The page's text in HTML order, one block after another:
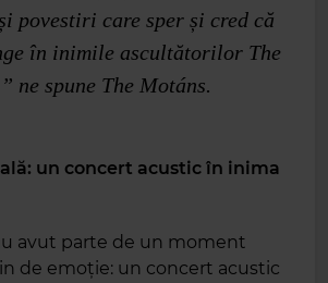
povestiri care sper și cred că
în inimile ascultătorilor The
ne spune The Motáns.
un concert acustic în inima
avut parte de un moment
de emoție: un concert acustic